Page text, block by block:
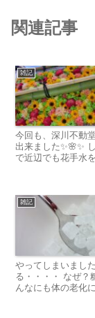
関連記事
雑記
今回も、深川不動
出来ました✨🌸✨
で近辺でも花手
雑記
やってしまいまし
る・・・・ なぜ？
んなにも体の老化